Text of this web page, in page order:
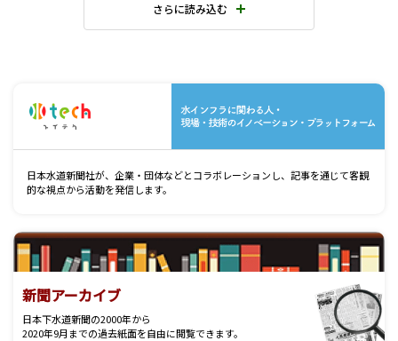
さらに読み込む
日本水道新聞社が、企業・団体などとコラボレーションし、記事を通じて客観
的な視点から活動を発信します。
新聞アーカイブ
日本下水道新聞の2000年から
2020年9月までの過去紙面を自由に閲覧できます。